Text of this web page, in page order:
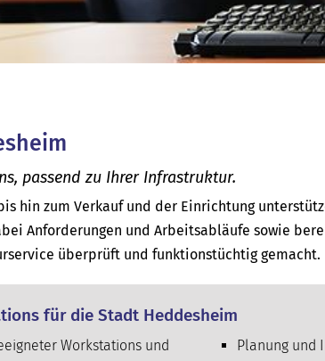
passend zu Ihrer Infrastruktur.
hin zum Verkauf und der Einrichtung
Anforderungen und Arbeitsabläufe sowie
überprüft und funktionstüchtig gemacht.
für die Stadt Heddesheim
Workstations und
Planung und